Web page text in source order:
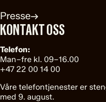
Presse→
KONTAKT OSS
Telefon:
Man–fre kl. 09–16.00
+47 22 00 14 00
Våre telefontjenester er
med 9. august.